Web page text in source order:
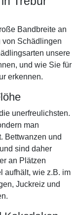
Bandbreite an
von Schädlingen
unsere
und wie Sie für
erkennen.
unerfreulichsten.
man
Bettwanzen und
sind daher
an Plätzen
aufhält, wie z.B. im
Juckreiz und